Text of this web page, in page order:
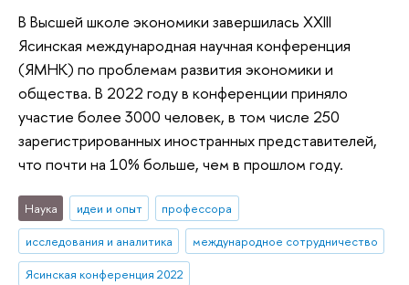
В Высшей школе экономики завершилась XXIII
Ясинская международная научная конференция
(ЯМНК) по проблемам развития экономики и
общества. В 2022 году в конференции приняло
участие более 3000 человек, в том числе 250
зарегистрированных иностранных представителей,
что почти на 10% больше, чем в прошлом году.
Наука идеи и опыт
профессора
исследования и аналитика
международное сотрудничество
Ясинская конференция 2022